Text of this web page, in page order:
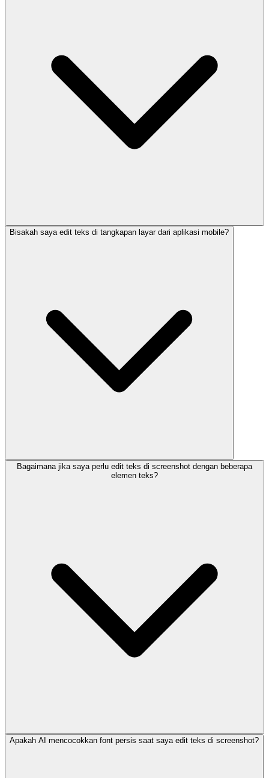
Bisakah saya edit teks di tangkapan layar dari aplikasi mobile?
Bagaimana jika saya perlu edit teks di screenshot dengan beberapa
elemen teks?
Apakah AI mencocokkan font persis saat saya edit teks di screenshot?